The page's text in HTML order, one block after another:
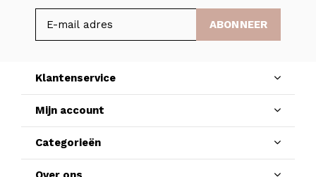
ABONNEER
Klantenservice
Mijn account
Categorieën